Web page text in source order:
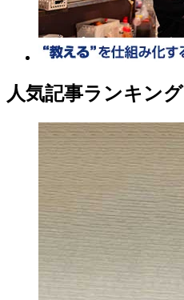
人気記事ランキング